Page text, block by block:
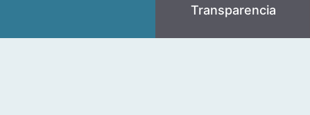
Transparencia